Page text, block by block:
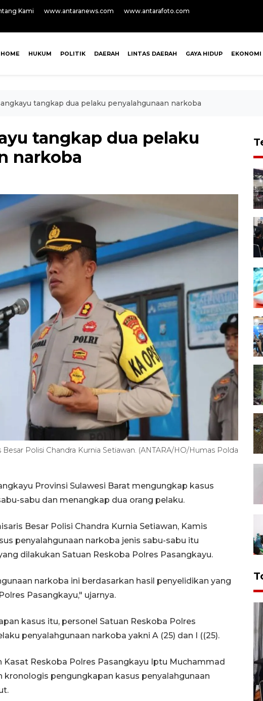
Kami www.antaranews.com
www.antarafoto.com
HOME HUKUM POLITIK DAERAH LINTAS DAERAH GAYA HIDUP EKONOMI
tangkap dua pelaku penyalahgunaan narkoba
tangkap dua pelaku
narkoba
Polisi Chandra Kurnia Setiawan. (ANTARA/HO/Humas Polda
Provinsi Sulawesi Barat mengungkap kasus
sabu dan menangkap dua orang pelaku.
Besar Polisi Chandra Kurnia Setiawan, Kamis
penyalahgunaan narkoba jenis sabu-sabu itu
dilakukan Satuan Reskoba Polres Pasangkayu.
narkoba ini berdasarkan hasil penyelidikan yang
Pasangkayu," ujarnya.
kasus itu, personel Satuan Reskoba Polres
penyalahgunaan narkoba yakni A (25) dan I ((25).
Kasat Reskoba Polres Pasangkayu Iptu Muchammad
kronologis pengungkapan kasus penyalahgunaan